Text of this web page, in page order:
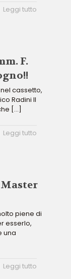
Leggi tutto
F.
cassetto,
Radini Il
[…]
Leggi tutto
piene di
esserlo,
una
Leggi tutto